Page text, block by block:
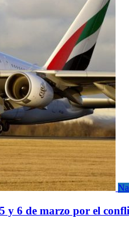
y 6 de marzo por el